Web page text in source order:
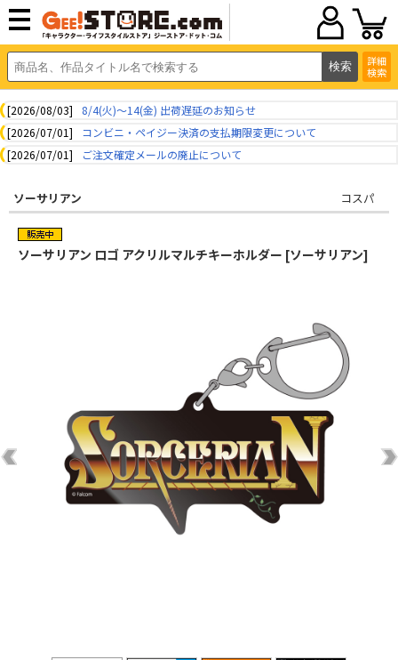
詳細
検索
[2026/08/03]
8/4(火)～14(金) 出荷遅延のお知らせ
[2026/07/01]
コンビニ・ペイジー決済の支払期限変更について
[2026/07/01]
ご注文確定メールの廃止について
ソーサリアン コスパ
ソーサリアン ロゴ アクリルマルチキーホルダー [ソーサリアン]